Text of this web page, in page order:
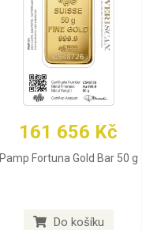
161 656 Kč
Pamp Fortuna Gold Bar 50 g
Do košíku